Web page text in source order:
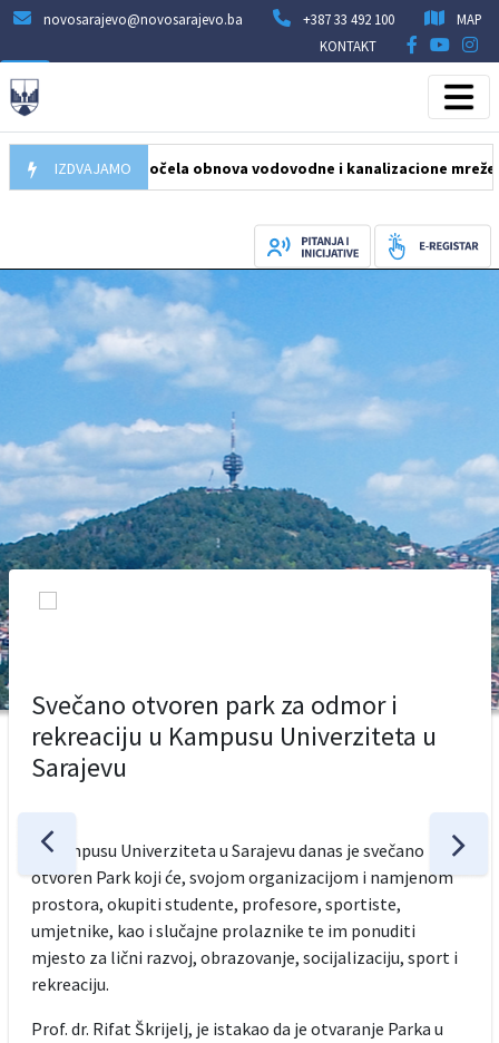
novosarajevo@novosarajevo.ba +387 33 492 100
MAP
KONTAKT
IZDVAJAMO
Počela obnova vodovodne i kanalizacione mreže u ulici
Svečano otvoren park za odmor i
rekreaciju u Kampusu Univerziteta u
Sarajevu
U Kampusu Univerziteta u Sarajevu danas je svečano
otvoren Park koji će, svojom organizacijom i namjenom
prostora, okupiti studente, profesore, sportiste,
umjetnike, kao i slučajne prolaznike te im ponuditi
mjesto za lični razvoj, obrazovanje, socijalizaciju, sport i
rekreaciju.
Prof. dr. Rifat Škrijelj, je istakao da je otvaranje Parka u